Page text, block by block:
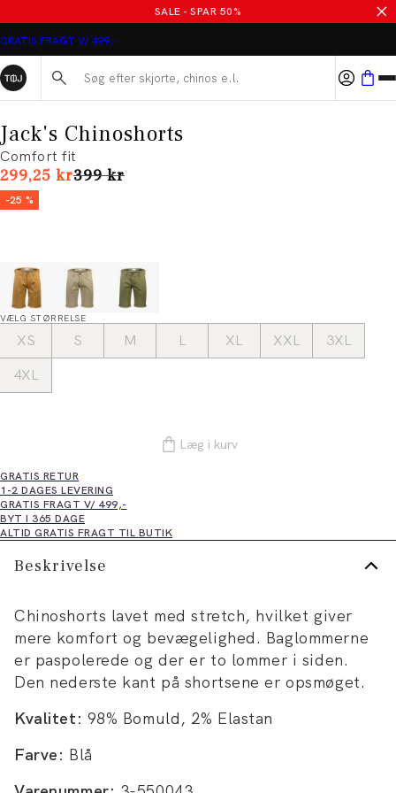
SALE - SPAR 50%
GRATIS FRAGT V/ 499,-
Søg her...
Jack's Chinoshorts
Comfort fit
299,25 krI alt (uden rabat)
399 kr
-25 %
VÆLG STØRRELSE
XS S M L XL XXL
3XL
4XL
Læg i kurv
GRATIS RETUR
1-2 DAGES LEVERING
GRATIS FRAGT V/ 499,-
BYT I 365 DAGE
ALTID GRATIS FRAGT TIL BUTIK
Beskrivelse
Chinoshorts lavet med stretch, hvilket giver
mere komfort og bevægelighed. Baglommerne
er paspolerede og der er to lommer i siden.
Den nederste kant på shortsene er opsmøget.
Kvalitet: 98% Bomuld, 2% Elastan
Farve: Blå